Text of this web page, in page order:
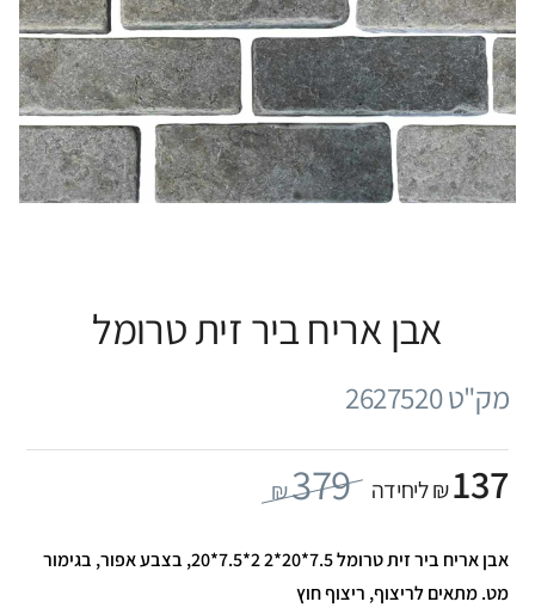
אבן אריח ביר זית טרומל
מק"ט 2627520
137₪ ליחידה 379
₪
אבן אריח ביר זית טרומל 7.5*20*2 2*7.5*20, בצבע אפור, בגימור
מט. מתאים לריצוף, ריצוף חוץ